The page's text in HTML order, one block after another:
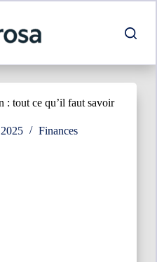
: tout ce qu’il faut savoir
Finances